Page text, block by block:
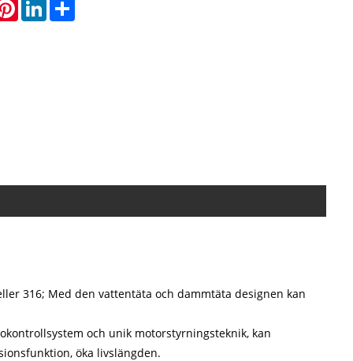
316; Med den vattentäta och dammtäta designen kan
och unik motorstyrningsteknik, kan
öka livslängden.